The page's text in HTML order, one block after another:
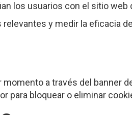
los usuarios con el sitio web
y medir la eficacia
a través del banner
para bloquear o eliminar